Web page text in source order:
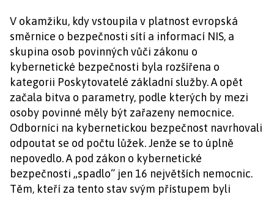
V okamžiku, kdy vstoupila v platnost evropská
směrnice o bezpečnosti sítí a informací NIS, a
skupina osob povinných vůči zákonu o
kybernetické bezpečnosti byla rozšířena o
kategorii Poskytovatelé základní služby. A opět
začala bitva o parametry, podle kterých by mezi
osoby povinné měly být zařazeny nemocnice.
Odborníci na kybernetickou bezpečnost navrhovali
odpoutat se od počtu lůžek. Jenže se to úplně
nepovedlo. A pod zákon o kybernetické
bezpečnosti „spadlo“ jen 16 největších nemocnic.
Těm, kteří za tento stav svým přístupem byli